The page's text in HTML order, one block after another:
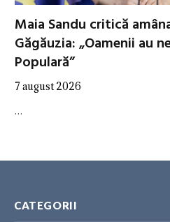
Maia Sandu critică
Găgăuzia: „Oamenii au
Populară”
7 august 2026
…
CATEGORII